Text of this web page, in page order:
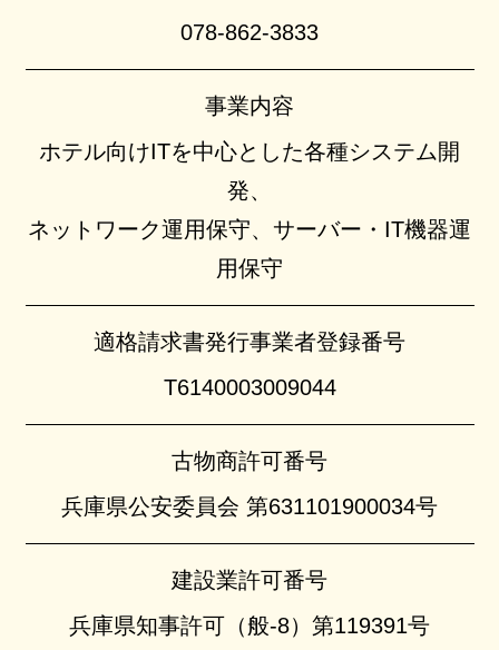
078-862-3833
事業内容
ホテル向けITを中心とした各種システム開
発、
ネットワーク運用保守、サーバー・IT機器運
用保守
適格請求書発行事業者登録番号
T6140003009044
古物商許可番号
兵庫県公安委員会 第631101900034号
建設業許可番号
兵庫県知事許可（般-8）第119391号